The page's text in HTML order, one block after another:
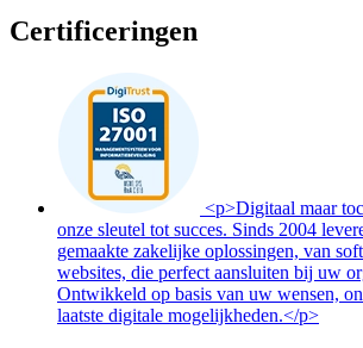
Certificeringen
<p>Digitaal maar
onze sleutel tot succes. Sinds 2004
gemaakte zakelijke oplossingen, van
websites, die perfect aansluiten bij uw
Ontwikkeld op basis van uw wensen,
laatste digitale mogelijkheden.</p>